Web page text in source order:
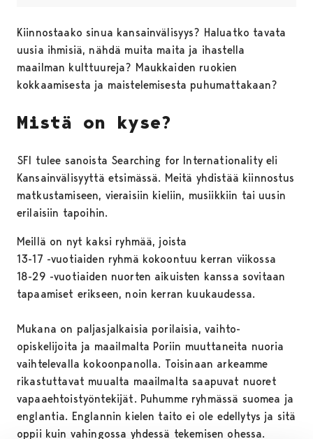
Kiinnostaako sinua kansainvälisyys? Haluatko tavata
uusia ihmisiä, nähdä muita maita ja ihastella
maailman kulttuureja? Maukkaiden ruokien
kokkaamisesta ja maistelemisesta puhumattakaan?
Mistä on kyse?
SFI tulee sanoista Searching for Internationality eli
Kansainvälisyyttä etsimässä. Meitä yhdistää kiinnostus
matkustamiseen, vieraisiin kieliin, musiikkiin tai uusin
erilaisiin tapoihin.
Meillä on nyt kaksi ryhmää, joista
13-17 -vuotiaiden ryhmä kokoontuu kerran viikossa
18-29 -vuotiaiden nuorten aikuisten kanssa sovitaan
tapaamiset erikseen, noin kerran kuukaudessa.
Mukana on paljasjalkaisia porilaisia, vaihto-
opiskelijoita ja maailmalta Poriin muuttaneita nuoria
vaihtelevalla kokoonpanolla. Toisinaan arkeamme
rikastuttavat muualta maailmalta saapuvat nuoret
vapaaehtoistyöntekijät. Puhumme ryhmässä suomea ja
englantia. Englannin kielen taito ei ole edellytys ja sitä
oppii kuin vahingossa yhdessä tekemisen ohessa.